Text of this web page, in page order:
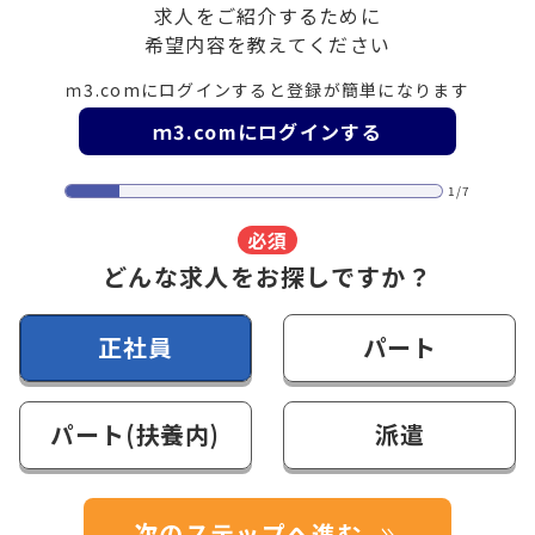
求人をご紹介するために
希望内容を教えてください
ｍ3.comにログインすると登録が簡単になります
ｍ3.comにログインする
1/7
必須
どんな求人をお探しですか？
正社員 パート
パート(扶養内) 派遣